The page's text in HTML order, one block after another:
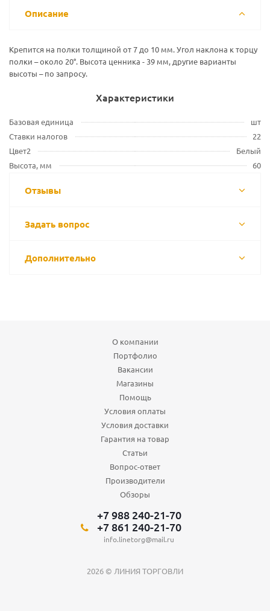
Описание
Крепится на полки толщиной от 7 до 10 мм. Угол наклона к торцу
полки – около 20°. Высота ценника - 39 мм, другие варианты
высоты – по запросу.
Характеристики
Базовая единица
шт
Ставки налогов
22
Цвет2
Белый
Высота, мм
60
Отзывы
Задать вопрос
Дополнительно
О компании
Портфолио
Вакансии
Магазины
Помощь
Условия оплаты
Условия доставки
Гарантия на товар
Статьи
Вопрос-ответ
Производители
Обзоры
+7 988 240-21-70
+7 861 240-21-70
info.linetorg@mail.ru
2026 © ЛИНИЯ ТОРГОВЛИ